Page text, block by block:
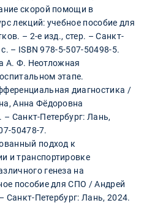
скорой помощи в
лекций: учебное пособие для
– 2-е изд., стер. – Санкт-
– ISBN 978-5-507-50498-5.
А. Ф. Неотложная
этапе.
диагностика /
Анна Фёдоровна
– Санкт-Петербург: Лань,
50478-7.
подход к
и транспортировке
генеза на
пособие для СПО / Андрей
Санкт-Петербург: Лань, 2024.